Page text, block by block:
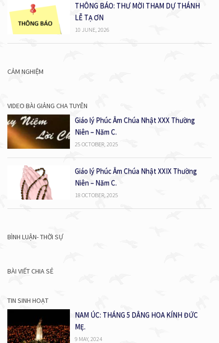
THÔNG BÁO: THƯ MỜI THAM DỰ THÁNH
LỄ TẠ ƠN
10 JUNE, 2026
CẢM NGHIỆM
VIDEO BÀI GIẢNG CHA TUYÊN
Giáo lý Phúc Âm Chúa Nhật XXX Thường
Niên – Năm C.
25 OCTOBER, 2025
Giáo lý Phúc Âm Chúa Nhật XXIX Thường
Niên – Năm C.
18 OCTOBER, 2025
BÌNH LUẬN- THỜI SỰ
BÀI VIẾT CHIA SẺ
TIN SINH HOẠT
NAM ÚC: THÁNG 5 DÂNG HOA KÍNH ĐỨC
MẸ.
9 MAY, 2024